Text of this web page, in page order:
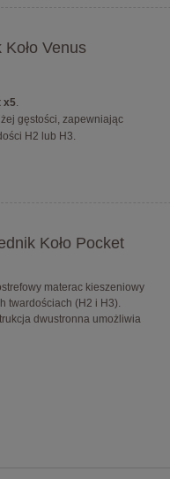
Venus
x5.
gęstości, zapewniając
H2 lub H3.
Koło Pocket
materac kieszeniowy
twardościach (H2 i H3).
dwustronna umożliwia